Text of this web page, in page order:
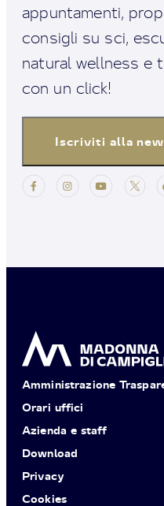
appuntamenti,
consigli su sci,
natural wellness e
con un click!
Iscriviti alla
Amministrazione
Orari uffici
Azienda e staff
Download
Privacy
Cookies